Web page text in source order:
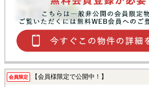
会員限定 【会員様限定で公開中！】